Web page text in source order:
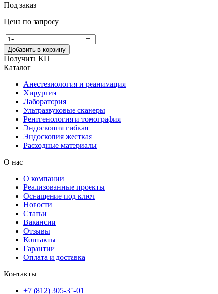
Под заказ
Цена по запросу
- +
Добавить в корзину
Получить КП
Каталог
Анестезиология и реанимация
Хирургия
Лаборатория
Ультразвуковые сканеры
Рентгенология и томография
Эндоскопия гибкая
Эндоскопия жесткая
Расходные материалы
О нас
О компании
Реализованные проекты
Оснащение под ключ
Новости
Статьи
Вакансии
Отзывы
Контакты
Гарантии
Оплата и доставка
Контакты
+7 (812) 305-35-01